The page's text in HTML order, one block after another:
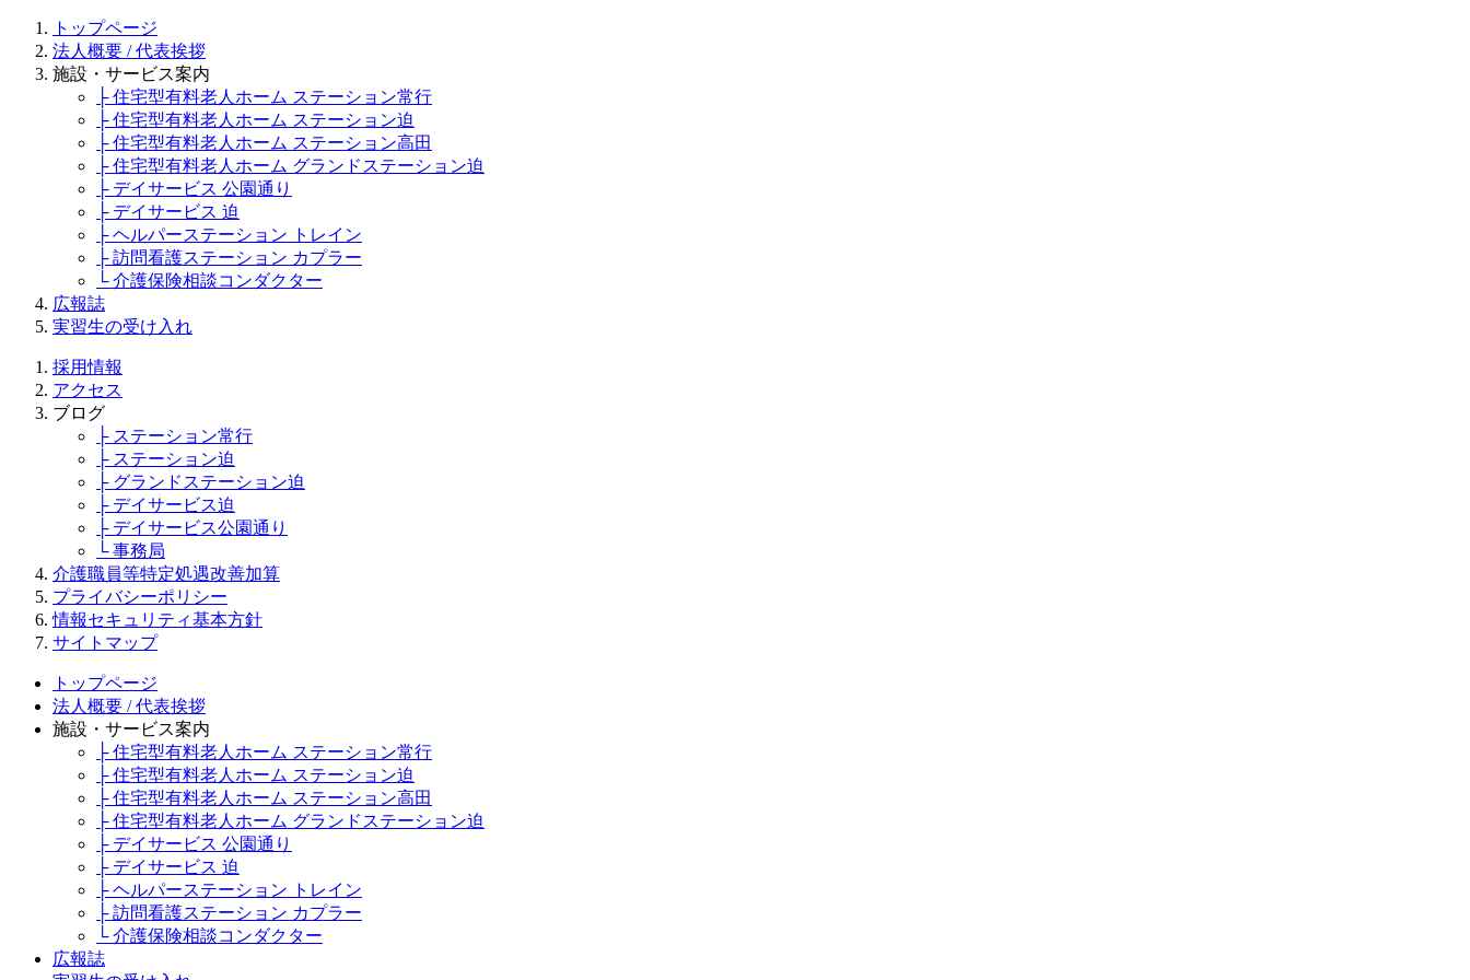
トップページ
法人概要 / 代表挨拶
施設・サービス案内
├ 住宅型有料老人ホーム ステーション常行
├ 住宅型有料老人ホーム ステーション迫
├ 住宅型有料老人ホーム ステーション高田
├ 住宅型有料老人ホーム グランドステーション迫
├ デイサービス 公園通り
├ デイサービス 迫
├ ヘルパーステーション トレイン
├ 訪問看護ステーション カプラー
└ 介護保険相談コンダクター
広報誌
実習生の受け入れ
採用情報
アクセス
ブログ
├ ステーション常行
├ ステーション迫
├ グランドステーション迫
├ デイサービス迫
├ デイサービス公園通り
└ 事務局
介護職員等特定処遇改善加算
プライバシーポリシー
情報セキュリティ基本方針
サイトマップ
トップページ
法人概要 / 代表挨拶
施設・サービス案内
├ 住宅型有料老人ホーム ステーション常行
├ 住宅型有料老人ホーム ステーション迫
├ 住宅型有料老人ホーム ステーション高田
├ 住宅型有料老人ホーム グランドステーション迫
├ デイサービス 公園通り
├ デイサービス 迫
├ ヘルパーステーション トレイン
├ 訪問看護ステーション カプラー
└ 介護保険相談コンダクター
広報誌